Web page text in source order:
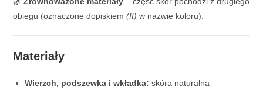
obiegu (oznaczone dopiskiem(II) w nazwie koloru).
Materiały
Wierzch, podszewka i wkładka: skóra naturalna